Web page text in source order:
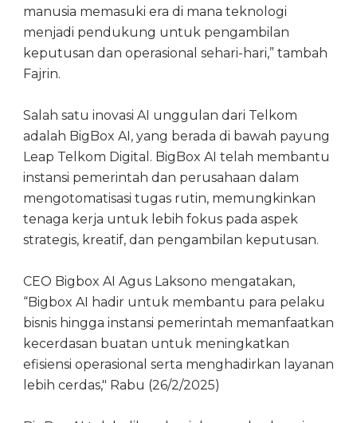
manusia memasuki era di mana teknologi
menjadi pendukung untuk pengambilan
keputusan dan operasional sehari-hari,” tambah
Fajrin.
Salah satu inovasi AI unggulan dari Telkom
adalah BigBox AI, yang berada di bawah payung
Leap Telkom Digital. BigBox AI telah membantu
instansi pemerintah dan perusahaan dalam
mengotomatisasi tugas rutin, memungkinkan
tenaga kerja untuk lebih fokus pada aspek
strategis, kreatif, dan pengambilan keputusan.
CEO Bigbox AI Agus Laksono mengatakan,
“Bigbox AI hadir untuk membantu para pelaku
bisnis hingga instansi pemerintah memanfaatkan
kecerdasan buatan untuk meningkatkan
efisiensi operasional serta menghadirkan layanan
lebih cerdas," Rabu (26/2/2025)